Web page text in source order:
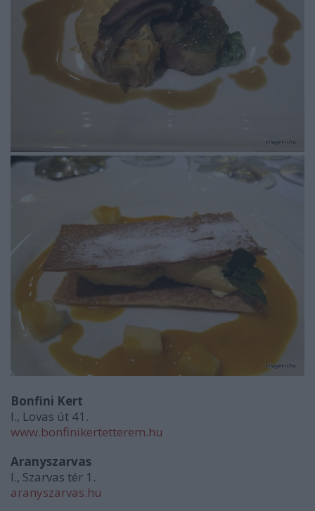
Bonfini Kert
I., Lovas út 41.
www.bonfinikertetterem.hu
Aranyszarvas
I., Szarvas tér 1.
aranyszarvas.hu